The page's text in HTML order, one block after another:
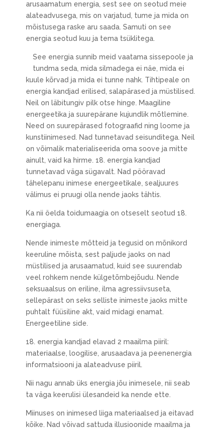
arusaamatum energia, sest see on seotud meie
alateadvusega, mis on varjatud, tume ja mida on
mõistusega raske aru saada. Samuti on see
energia seotud kuu ja tema tsüklitega.
See energia sunnib meid vaatama sissepoole ja
tundma seda, mida silmadega ei näe, mida ei
kuule kõrvad ja mida ei tunne nahk. Tihtipeale on
energia kandjad erilised, salapärased ja müstilised.
Neil on läbitungiv pilk otse hinge. Maagiline
energeetika ja suurepärane kujundlik mõtlemine.
Need on suurepärased fotograafid ning loome ja
kunstiinimesed. Nad tunnetavad seisunditega. Neil
on võimalik materialiseerida oma soove ja mitte
ainult, vaid ka hirme. 18. energia kandjad
tunnetavad väga sügavalt. Nad pööravad
tähelepanu inimese energeetikale, sealjuures
välimus ei pruugi olla nende jaoks tähtis.
Ka nii öelda toidumaagia on otseselt seotud 18.
energiaga.
Nende inimeste mõtteid ja tegusid on mõnikord
keeruline mõista, sest paljude jaoks on nad
müstilised ja arusaamatud, kuid see suurendab
veel rohkem nende külgetõmbejõudu. Nende
seksuaalsus on eriline, ilma agressiivsuseta,
sellepärast on seks selliste inimeste jaoks mitte
puhtalt füüsiline akt, vaid midagi enamat.
Energeetiline side.
18. energia kandjad elavad 2 maailma piiril:
materiaalse, loogilise, arusaadava ja peenenergia
informatsiooni ja alateadvuse piiril.
Nii nagu annab üks energia jõu inimesele, nii seab
ta väga keerulisi ülesandeid ka nende ette.
Miinuses on inimesed liiga materiaalsed ja eitavad
kõike. Nad võivad sattuda illusioonide maailma ja